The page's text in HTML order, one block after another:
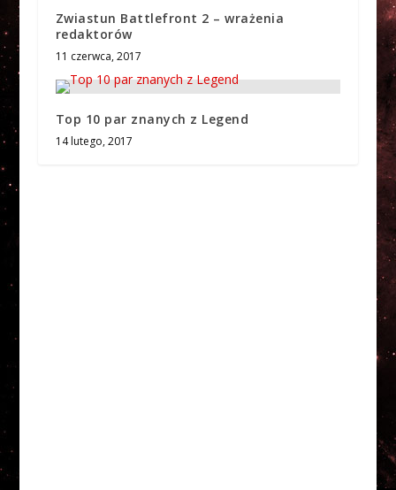
Zwiastun Battlefront 2 – wrażenia
redaktorów
11 czerwca, 2017
Top 10 par znanych z Legend
14 lutego, 2017